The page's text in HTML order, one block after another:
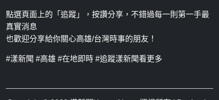
點選頁面上的「追蹤」，按讚分享，不錯過每一則第一手最
真實消息
也歡迎分享給你關心高雄/台灣時事的朋友！
#漾新聞 #高雄 #在地即時 #追蹤漾新聞看更多